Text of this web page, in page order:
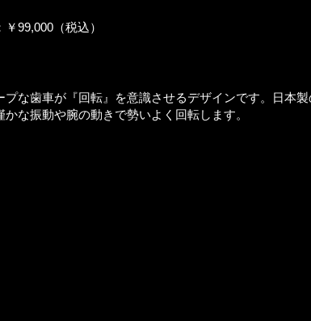
￥99,000（税込）
プな歯車が『回転』を意識させるデザインです。日本
かな振動や腕の動きで勢いよく回転します。